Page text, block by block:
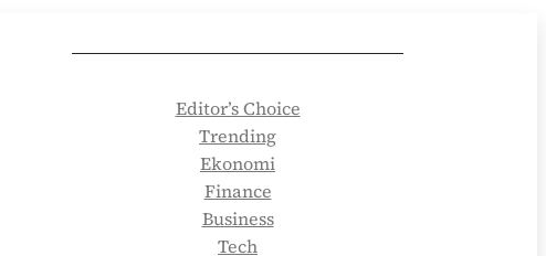
Editor’s Choice
Trending
Ekonomi
Finance
Business
Tech